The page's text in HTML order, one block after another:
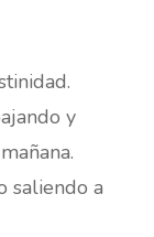
y
saliendo a